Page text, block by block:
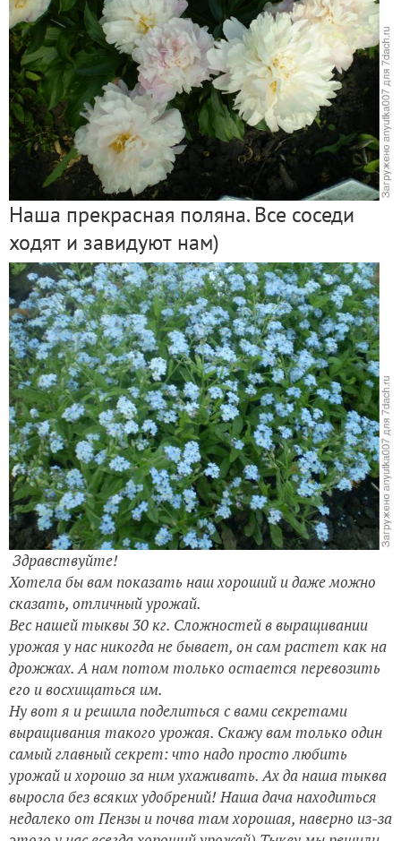
Наша прекрасная поляна. Все соседи
ходят и завидуют нам)
Здравствуйте!
Хотела бы вам показать наш хороший и даже можно
сказать, отличный урожай.
Вес нашей тыквы 30 кг. Сложностей в выращивании
урожая у нас никогда не бывает, он сам растет как на
дрожжах. А нам потом только остается перевозить
его и восхищаться им.
Ну вот я и решила поделиться с вами секретами
выращивания такого урожая. Скажу вам только один
самый главный секрет: что надо просто любить
урожай и хорошо за ним ухаживать. Ах да наша тыква
выросла без всяких удобрений! Наша дача находиться
недалеко от Пензы и почва там хорошая, наверно из-за